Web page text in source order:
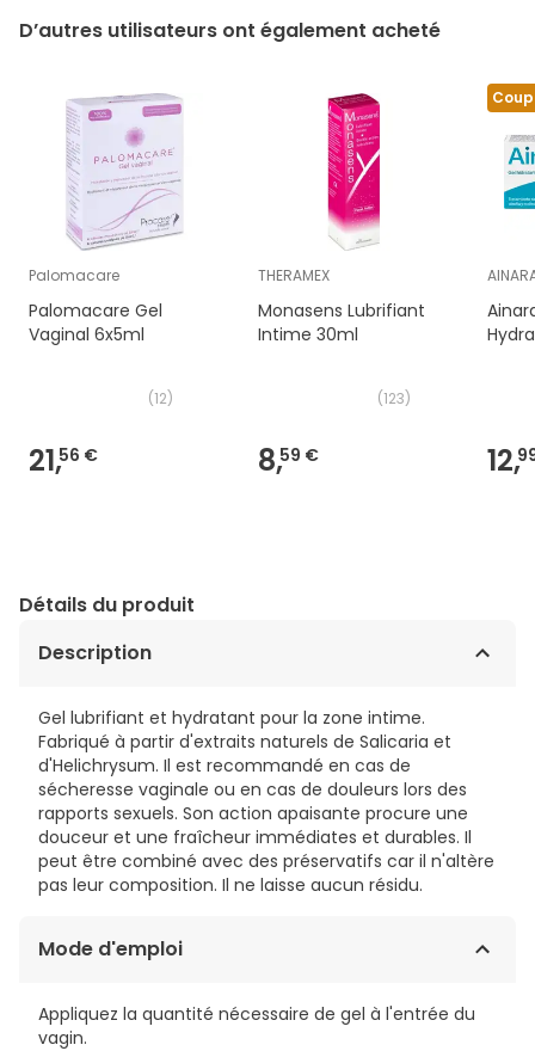
D’autres utilisateurs ont également acheté
Palomacare
Palomacare Gel
Vaginal 6x5ml
(12)
21,56 €
THERAMEX
Monasens Lubrifiant
Intime 30ml
(123)
8,59 € 12,
Détails du produit
Description
Gel lubrifiant et hydratant pour la zone intime.
Fabriqué à partir d'extraits naturels de Salicaria et
d'Helichrysum. Il est recommandé en cas de
sécheresse vaginale ou en cas de douleurs lors des
rapports sexuels. Son action apaisante procure une
douceur et une fraîcheur immédiates et durables. Il
peut être combiné avec des préservatifs car il n'altère
pas leur composition. Il ne laisse aucun résidu.
Mode d'emploi
Appliquez la quantité nécessaire de gel à l'entrée du
vagin.